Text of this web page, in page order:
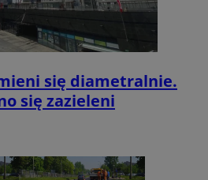
się diametralnie.
się zazieleni